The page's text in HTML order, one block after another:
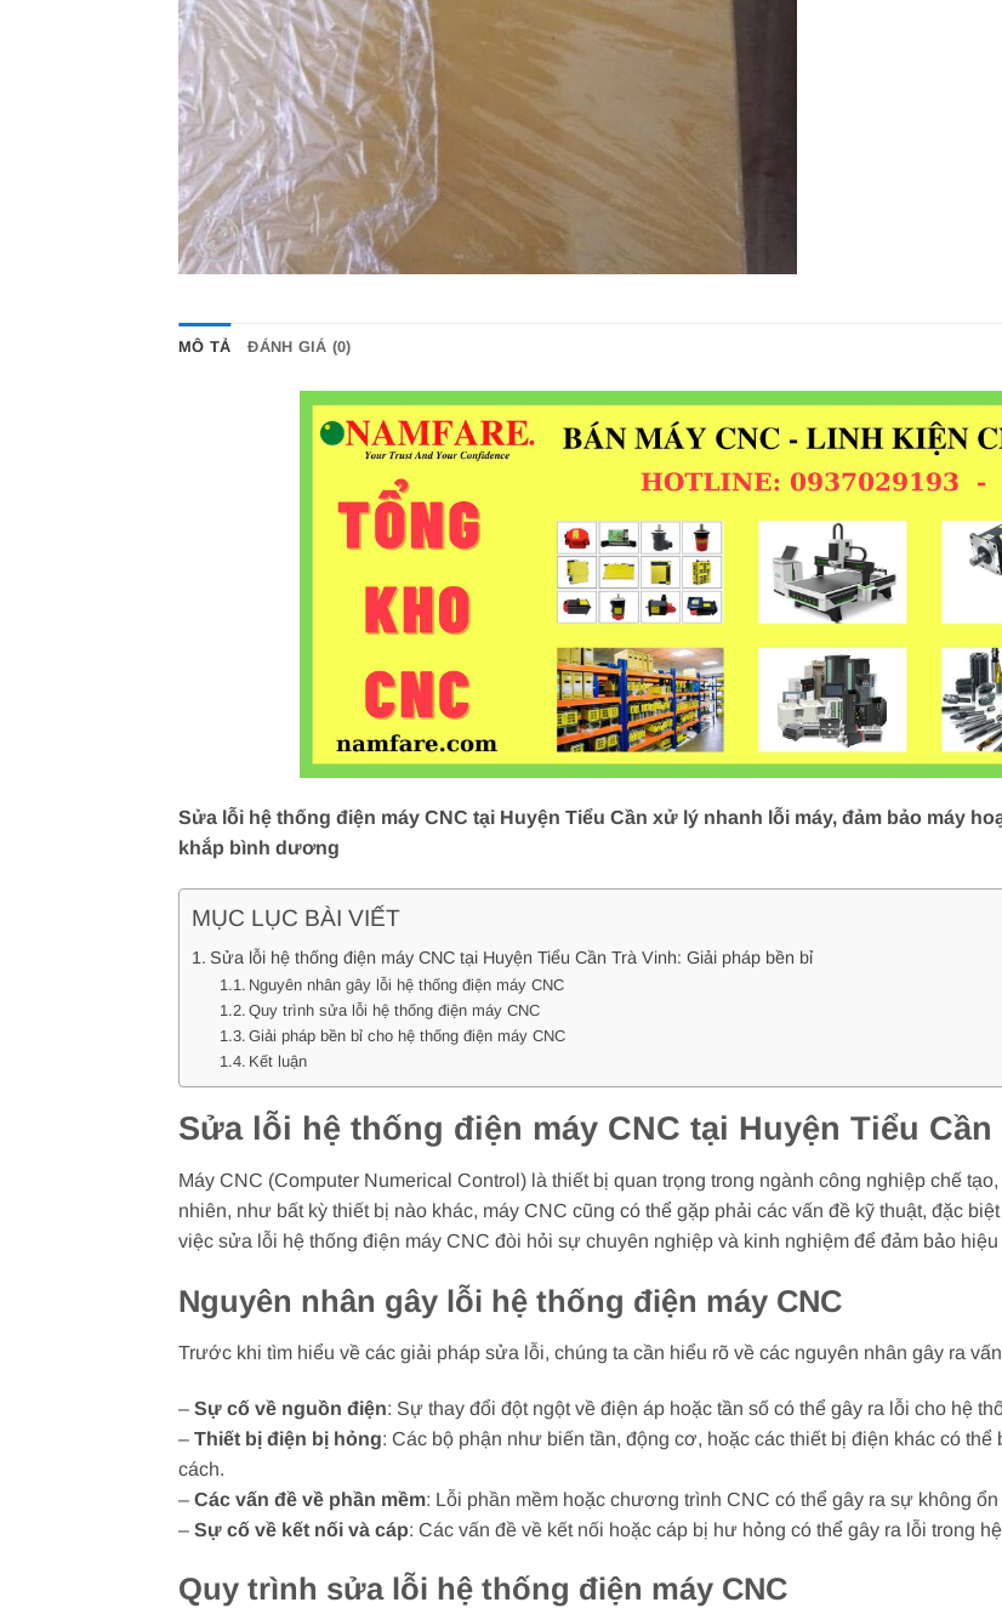
MÔ TẢ ĐÁNH GIÁ (0)
Sửa lỗi hệ thống điện máy CNC tại Huyện Tiểu Cần xử lý nhanh lỗi máy, đảm bảo máy
khắp bình dương
MỤC LỤC BÀI VIẾT
Sửa lỗi hệ thống điện máy CNC tại Huyện Tiểu Cần Trà Vinh: Giải pháp bền bỉ
Nguyên nhân gây lỗi hệ thống điện máy CNC
Quy trình sửa lỗi hệ thống điện máy CNC
Giải pháp bền bỉ cho hệ thống điện máy CNC
Kết luận
Sửa lỗi hệ thống điện máy CNC tại Huyện Tiểu
Máy CNC (Computer Numerical Control) là thiết bị quan trọng trong ngành công nghiệp chế
nhiên, như bất kỳ thiết bị nào khác, máy CNC cũng có thể gặp phải các vấn đề kỹ thuật, đặc
việc sửa lỗi hệ thống điện máy CNC đòi hỏi sự chuyên nghiệp và kinh nghiệm để đảm bảo
Nguyên nhân gây lỗi hệ thống điện máy CNC
Trước khi tìm hiểu về các giải pháp sửa lỗi, chúng ta cần hiểu rõ về các nguyên nhân gây ra
– Sự cố về nguồn điện: Sự thay đổi đột ngột về điện áp hoặc tần số có thể gây ra lỗi cho hệ
– Thiết bị điện bị hỏng: Các bộ phận như biến tần, động cơ, hoặc các thiết bị điện khác có
cách.
– Các vấn đề về phần mềm: Lỗi phần mềm hoặc chương trình CNC có thể gây ra sự không
– Sự cố về kết nối và cáp: Các vấn đề về kết nối hoặc cáp bị hư hỏng có thể gây ra lỗi trong
Quy trình sửa lỗi hệ thống điện máy CNC